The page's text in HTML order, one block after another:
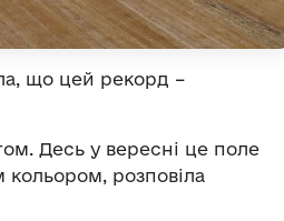
що цей рекорд –
Десь у вересні це поле
кольором, розповіла